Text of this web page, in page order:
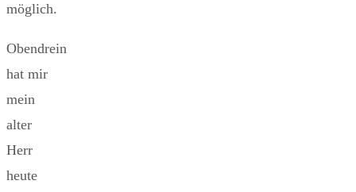
möglich.
Obendrein
hat mir
mein
alter
Herr
heute